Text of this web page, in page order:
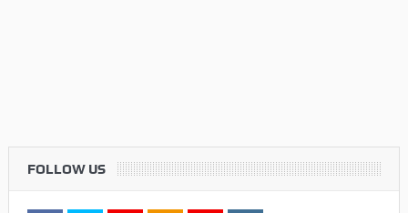
FOLLOW US